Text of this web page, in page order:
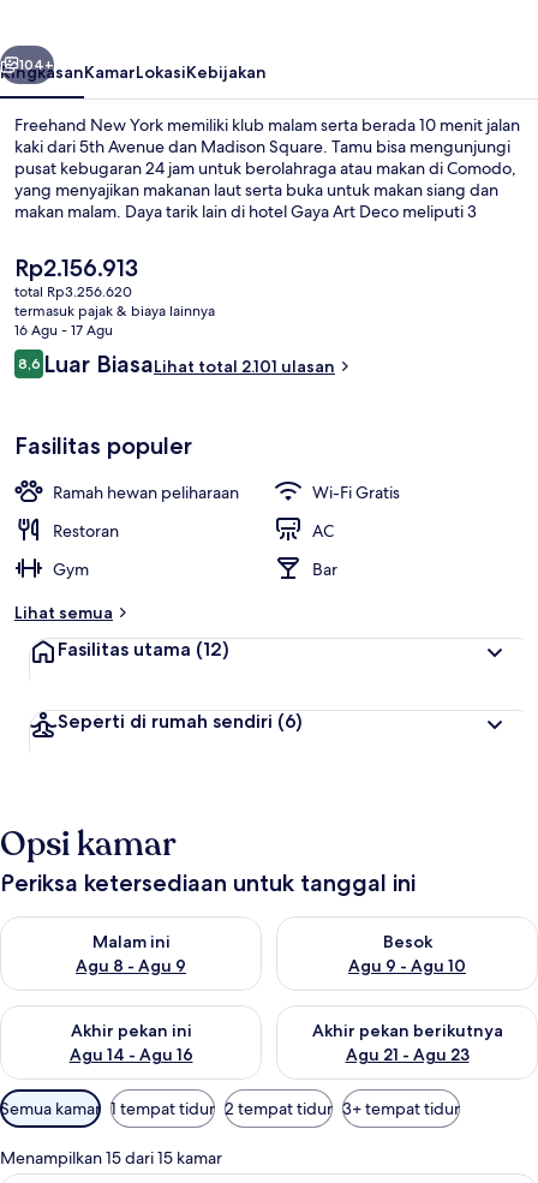
Berikutnya
104+
RingkasanKamarLokasiKebijakan
Freehand New York memiliki klub malam serta berada 10 menit jalan
kaki dari 5th Avenue dan Madison Square. Tamu bisa mengunjungi
pusat kebugaran 24 jam untuk berolahraga atau makan di Comodo,
yang menyajikan makanan laut serta buka untuk makan siang dan
makan malam. Daya tarik lain di hotel Gaya Art Deco meliputi 3
menyukainya karena sangat dekat dari transportasi umum: Stasiun
23 St. (Park Av.) hanya 3 menit dan Stasiun 28 St. (Park Av. S) hanya 6
menit.
Harga
saat
ini
Rp2.156.913
Rp2.156.913
total Rp3.256.620
termasuk pajak & biaya lainnya
16 Agu - 17 Agu
Ulasan
8,68,6 dari 10
Luar BiasaLihat total 2.101 ulasan
Fasilitas populer
Ramah hewan peliharaan
Wi-Fi Gratis
Restoran
AC
Gym
Bar
Lihat semua
Fasilitas utama (12)
Seperti di rumah sendiri (6)
Opsi kamar
Periksa ketersediaan untuk tanggal ini
Malam ini
Agu 8 - Agu 9
Periksa ketersediaan untuk malam ini Agu 8 - Agu 9
Besok
Agu 9 - Agu 10
Periksa ketersediaan untuk
Akhir pekan ini
Agu 14 - Agu 16
Periksa ketersediaan untuk akhir pekan ini Agu 14 - Agu 16
Akhir pekan berikutnya
Agu 21 - Agu 23
Periksa ketersediaan untuk
Filter
tersedia
untuk
kamar
Semua kamar 1 tempat tidur 2 tempat tidur 3+ tempat tidur
Menampilkan 15 dari 15 kamar